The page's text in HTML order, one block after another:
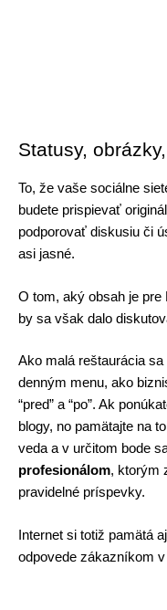
Statusy,
To, že vaše sociálne
budete prispievať
podporovať diskusiu či
asi jasné.
O tom, aký obsah je pre
by sa však dalo
Ako malá reštaurácia
denným menu, ako
“pred” a “po”. Ak
blogy, no pamätajte na
veda a v určitom bode
profesionálom, ktorým
pravidelné príspevky.
Internet si totiž pamätá
odpovede zákazníkom